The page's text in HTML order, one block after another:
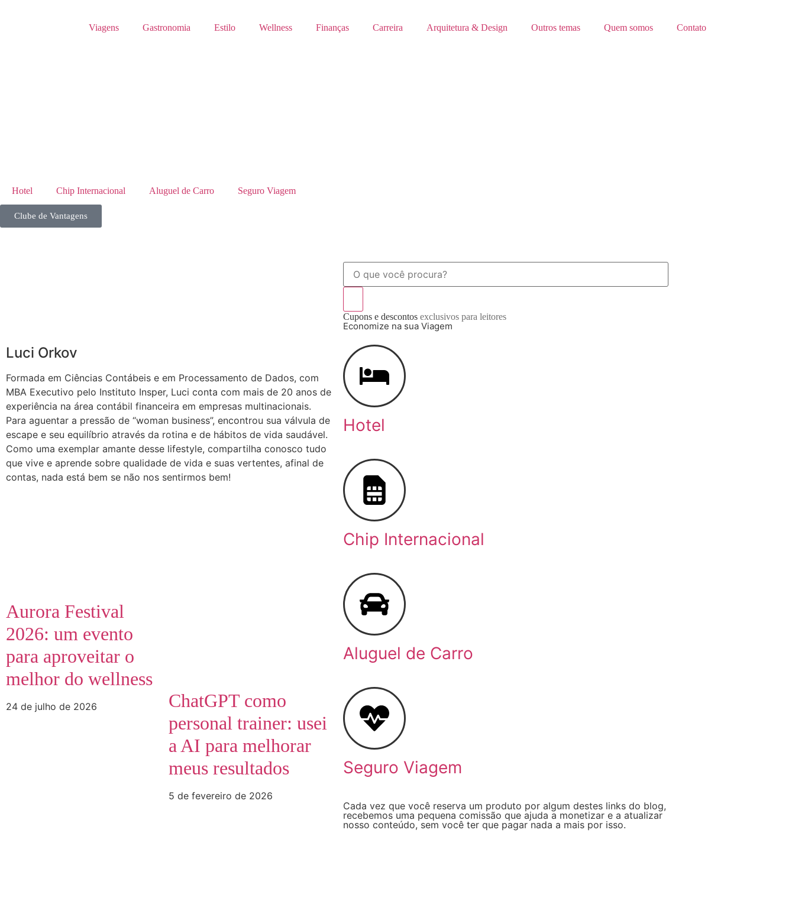
Viagens Gastronomia Estilo Wellness Finanças Carreira Arquitetura & Design Outros temas Quem somos Contato
Hotel Chip Internacional Aluguel de Carro Seguro Viagem
Clube de Vantagens
Luci Orkov
Formada em Ciências Contábeis e em Processamento de Dados, com
MBA Executivo pelo Instituto Insper, Luci conta com mais de 20 anos de
experiência na área contábil financeira em empresas multinacionais.
Para aguentar a pressão de “woman business”, encontrou sua válvula de
escape e seu equilíbrio através da rotina e de hábitos de vida saudável.
Como uma exemplar amante desse lifestyle, compartilha conosco tudo
que vive e aprende sobre qualidade de vida e suas vertentes, afinal de
contas, nada está bem se não nos sentirmos bem!
Aurora Festival
2026: um evento
para aproveitar o
melhor do wellness
24 de julho de 2026
ChatGPT como
personal trainer: usei
a AI para melhorar
meus resultados
5 de fevereiro de 2026
Cupons e descontos exclusivos para leitores
Economize na sua Viagem
Hotel
Chip Internacional
Aluguel de Carro
Seguro Viagem
Cada vez que você reserva um produto por algum destes links do blog,
recebemos uma pequena comissão que ajuda a monetizar e a atualizar
nosso conteúdo, sem você ter que pagar nada a mais por isso.